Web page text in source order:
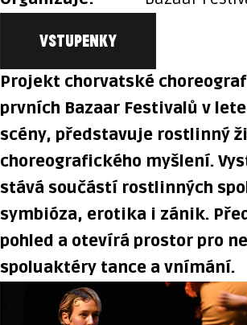
VSTUPENKY
Projekt chorvatské
prvních Bazaar Festivalů v
scény, představuje rostlinný
choreografického myšlení.
stává součástí rostlinných
symbióza, erotika i zánik.
pohled a otevírá prostor pro
spoluaktéry tance a vnímání.